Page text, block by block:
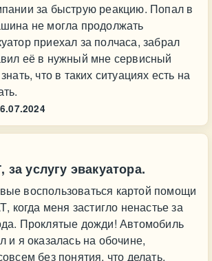
за быструю реакцию. Попал в
не могла продолжать
приехал за полчаса, забрал
её в нужный мне сервисный
что в таких ситуациях есть на
услугу эвакуатора.
воспользоваться картой помощи
когда меня застигло ненастье за
Проклятые дожди! Автомобиль
и я оказалась на обочине,
без понятия, что делать.